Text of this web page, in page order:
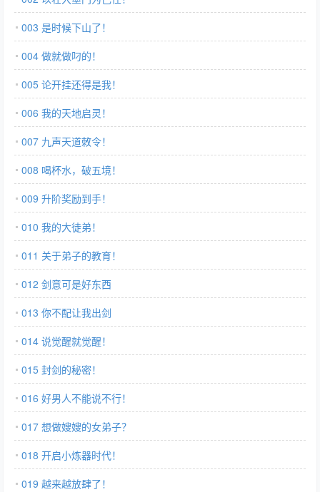
003 是时候下山了！
004 做就做叼的！
005 论开挂还得是我！
006 我的天地启灵！
007 九声天道敇令！
008 喝杯水，破五境！
009 升阶奖励到手！
010 我的大徒弟！
011 关于弟子的教育！
012 剑意可是好东西
013 你不配让我出剑
014 说觉醒就觉醒！
015 封剑的秘密！
016 好男人不能说不行！
017 想做嫂嫂的女弟子？
018 开启小炼器时代！
019 越来越放肆了！